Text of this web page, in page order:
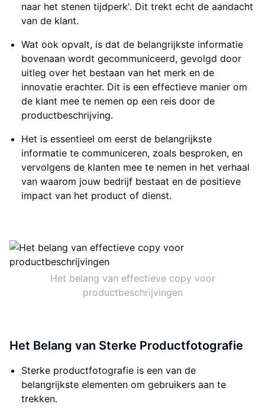
naar het stenen tijdperk'. Dit trekt echt de aandacht
van de klant.
Wat ook opvalt, is dat de belangrijkste informatie
bovenaan wordt gecommuniceerd, gevolgd door
uitleg over het bestaan van het merk en de
innovatie erachter. Dit is een effectieve manier om
de klant mee te nemen op een reis door de
productbeschrijving.
Het is essentieel om eerst de belangrijkste
informatie te communiceren, zoals besproken, en
vervolgens de klanten mee te nemen in het verhaal
van waarom jouw bedrijf bestaat en de positieve
impact van het product of dienst.
Het belang van effectieve copy voor
productbeschrijvingen
Het Belang van Sterke Productfotografie
Sterke productfotografie is een van de
belangrijkste elementen om gebruikers aan te
trekken.